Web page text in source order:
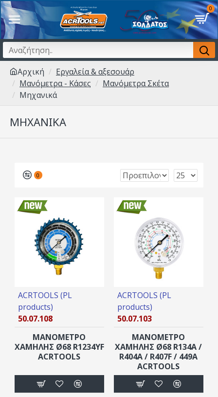
0
Αρχική
Εργαλεία & αξεσουάρ
Μανόμετρα - Κάσες
Μανόμετρα Σκέτα
Μηχανικά
ΜΗΧΑΝΙΚΆ
0
ACRTOOLS (PL
products)
50.07.108
ΜΑΝΟΜΕΤΡΟ
XAMΗΛΗΣ Ø68 R1234YF
ACRTOOLS
ACRTOOLS (PL
products)
50.07.103
ΜΑΝΟΜΕΤΡΟ
XAMΗΛΗΣ Ø68 R134A /
R404A / R407F / 449A
ACRTOOLS